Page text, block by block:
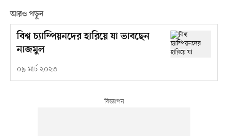
আরও পড়ুন
বিশ্ব চ্যাম্পিয়নদের হারিয়ে যা ভাবছেন
নাজমুল
০৯ মার্চ ২০২৩